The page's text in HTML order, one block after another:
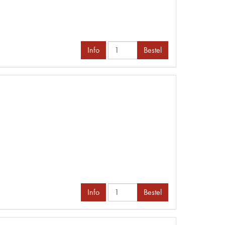
Info
Bestel
Info
Bestel